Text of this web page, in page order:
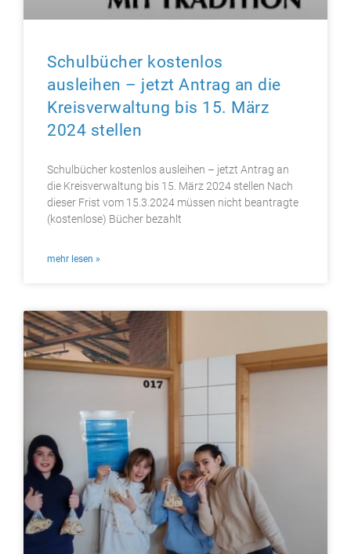
Schulbücher kostenlos
ausleihen – jetzt Antrag an die
Kreisverwaltung bis 15. März
2024 stellen
Schulbücher kostenlos ausleihen – jetzt Antrag an
die Kreisverwaltung bis 15. März 2024 stellen Nach
dieser Frist vom 15.3.2024 müssen nicht beantragte
(kostenlose) Bücher bezahlt
mehr lesen »